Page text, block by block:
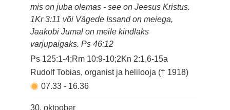
mis on juba olemas - see on Jeesus Kristus.
1Kr 3:11 või Vägede Issand on meiega,
Jaakobi Jumal on meile kindlaks
varjupaigaks. Ps 46:12
Ps 125:1-4;Rm 10:9-10;2Kn 2:1,6-15a
Rudolf Tobias, organist ja helilooja († 1918)
07.33- 16.36
30. oktoober